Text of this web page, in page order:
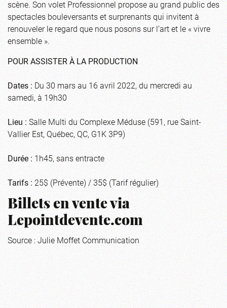
scène. Son volet Professionnel propose au grand public des
spectacles bouleversants et surprenants qui invitent à
renouveler le regard que nous posons sur l’art et le « vivre
ensemble ».
POUR ASSISTER À LA PRODUCTION
Dates :Du 30 mars au 16 avril 2022, du mercredi au
samedi, à 19h30
Lieu :Salle Multi du Complexe Méduse (591, rue Saint-
Vallier Est, Québec, QC, G1K 3P9)
Durée :1h45, sans entracte
Tarifs :25$ (Prévente) / 35$ (Tarif régulier)
Billets en vente via
Lepointdevente.com
Source : Julie Moffet Communication